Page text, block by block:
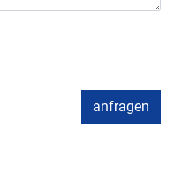
anfragen